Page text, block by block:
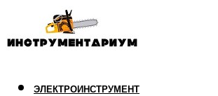
ЭЛЕКТРОИНСТРУМЕНТ